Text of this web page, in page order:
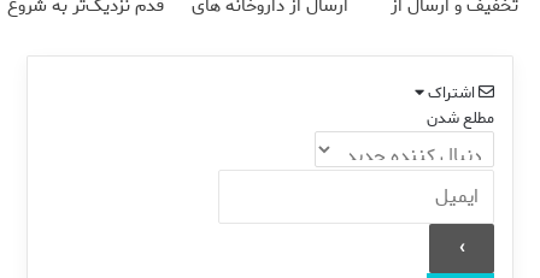
تخفیف و ارسال از
ارسال از داروخانه های
قدم نزدیک‌تر به شروع
اشتراک
مطلع شدن